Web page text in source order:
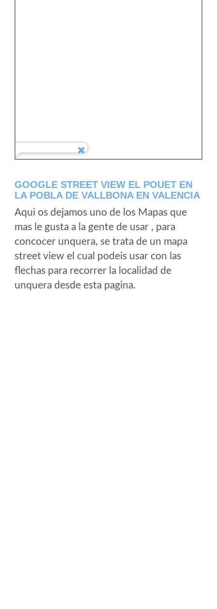
GOOGLE STREET VIEW EL POUET EN
LA POBLA DE VALLBONA EN VALENCIA
Aqui os dejamos uno de los Mapas que
mas le gusta a la gente de usar , para
concocer unquera, se trata de un mapa
street view el cual podeis usar con las
flechas para recorrer la localidad de
unquera desde esta pagina.